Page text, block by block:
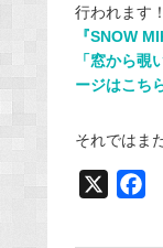
行われます
『SNOW
「窓から覗
ージはこち
それではま